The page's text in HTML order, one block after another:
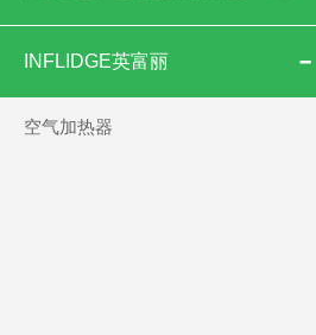
INFLIDGE英富丽
空气加热器